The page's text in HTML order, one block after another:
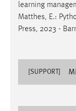
learning
Matthes, E.:
Press, 2023 -
[SUPPORT]